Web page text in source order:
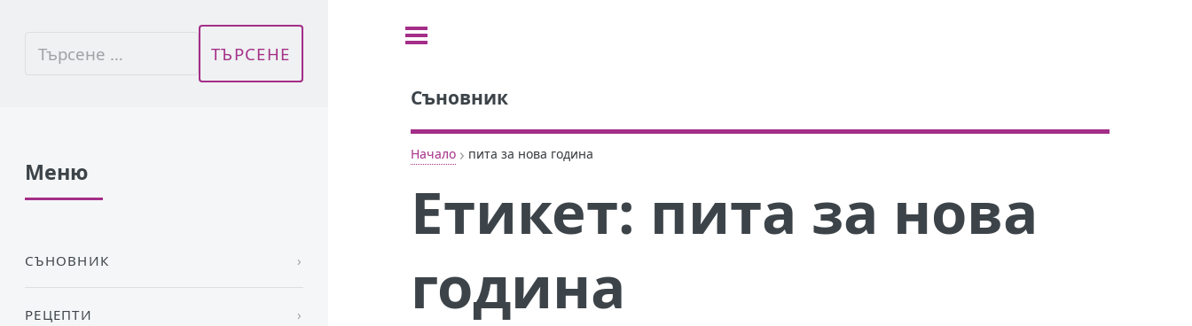
Съновник
Начало › пита за нова година
Етикет: пита за нова
година
Меню
СЪНОВНИК
РЕЦЕПТИ